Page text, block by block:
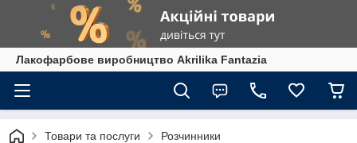
Лакофарбове виробництво Akrilika Fantazia
Товари та послуги Розчинники